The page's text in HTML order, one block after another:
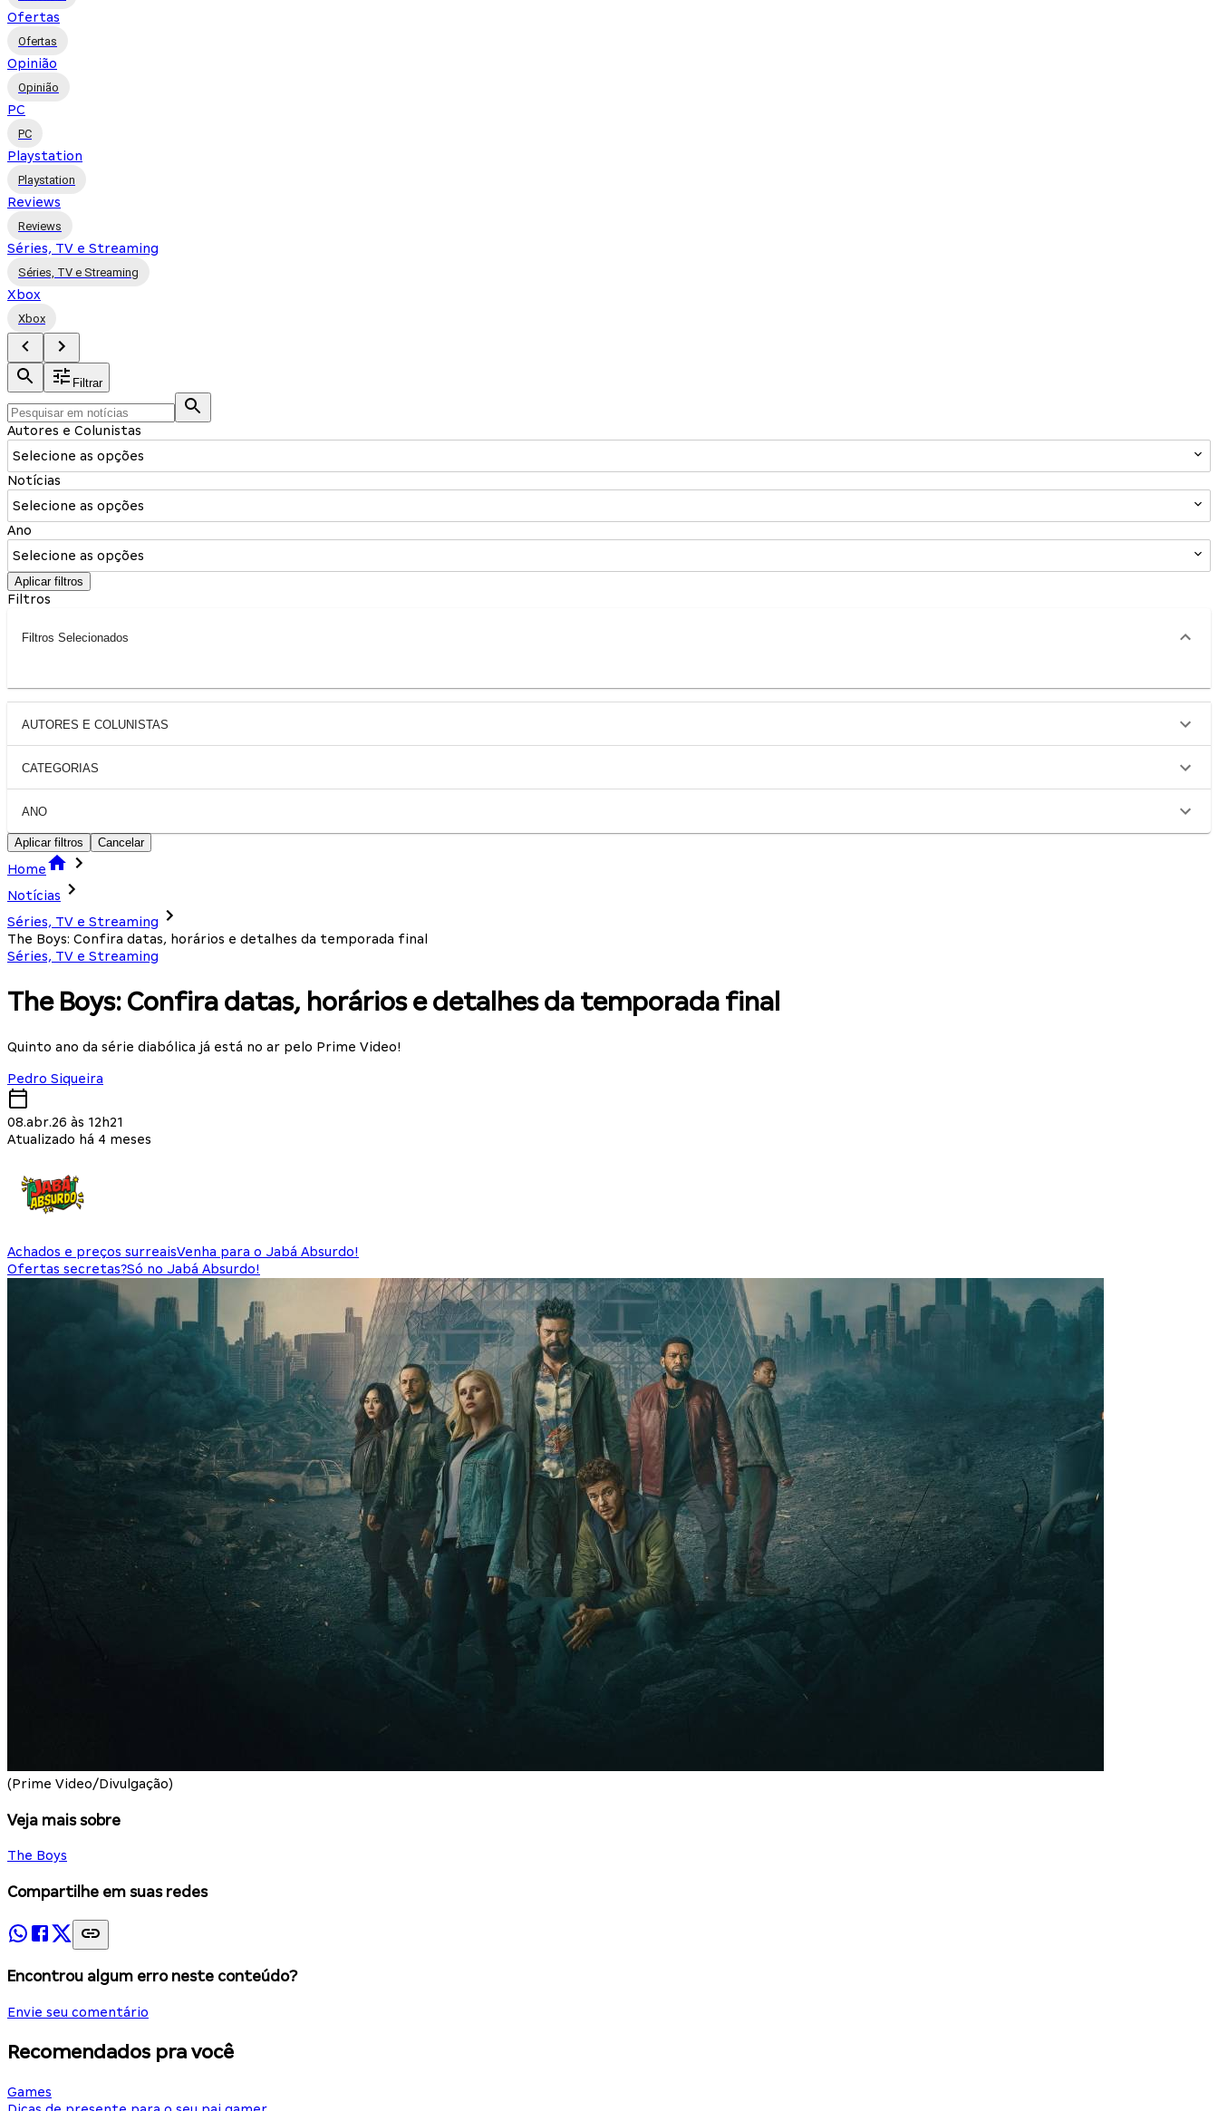
Ofertas
Ofertas
Opinião
Opinião
PC
PC
Playstation
Playstation
Reviews
Reviews
Séries, TV e Streaming
Séries, TV e Streaming
Xbox
Xbox
Filtrar
Autores e Colunistas
Selecione as opções
Notícias
Selecione as opções
Ano
Selecione as opções
Aplicar filtros
Filtros
Filtros Selecionados
AUTORES E COLUNISTAS
CATEGORIAS
ANO
Aplicar filtros Cancelar
Home
Notícias
Séries, TV e Streaming
The Boys: Confira datas, horários e detalhes da temporada final
Séries, TV e Streaming
The Boys: Confira datas, horários e detalhes da temporada final
Quinto ano da série diabólica já está no ar pelo Prime Video!
Pedro Siqueira
08.abr.26 às 12h21
Atualizado há 4 meses
Achados e preços surreaisVenha para o Jabá Absurdo!
Ofertas secretas?Só no Jabá Absurdo!
(Prime Video/Divulgação)
Veja mais sobre
The Boys
Compartilhe em suas redes
Encontrou algum erro neste conteúdo?
Envie seu comentário
Recomendados pra você
Games